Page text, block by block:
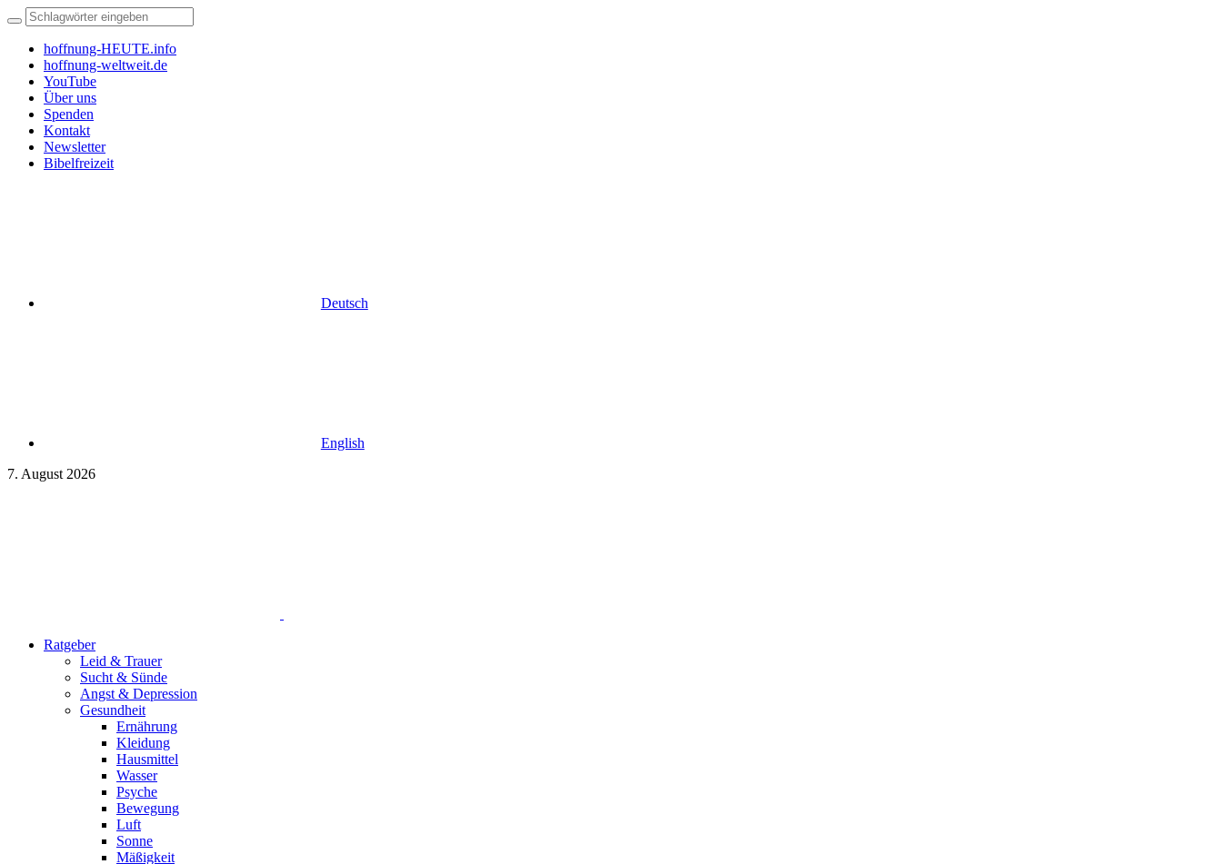
hoffnung-HEUTE.info
hoffnung-weltweit.de
YouTube
Über uns
Spenden
Kontakt
Newsletter
Bibelfreizeit
Deutsch
English
7. August 2026
Ratgeber
Leid & Trauer
Sucht & Sünde
Angst & Depression
Gesundheit
Ernährung
Kleidung
Hausmittel
Wasser
Psyche
Bewegung
Luft
Sonne
Mäßigkeit